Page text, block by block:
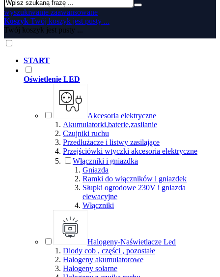
wyszukiwanie zaawansowane
Koszyk Twój koszyk jest pusty ...
Twój koszyk jest pusty ...
START
Oświetlenie LED
Akcesoria elektryczne
Akumulatorki,baterie,zasilanie
Czujniki ruchu
Przedłużacze i listwy zasilające
Przejściówki wtyczki akcesoria elektryczne
Włączniki i gniazdka
Gniazda
Ramki do włączników i gniazdek
Słupki ogrodowe 230V i gniazda
elewacyjne
Włączniki
Halogeny-Naświetlacze Led
Diody cob , części , pozostałe
Halogeny akumulatorowe
Halogeny solarne